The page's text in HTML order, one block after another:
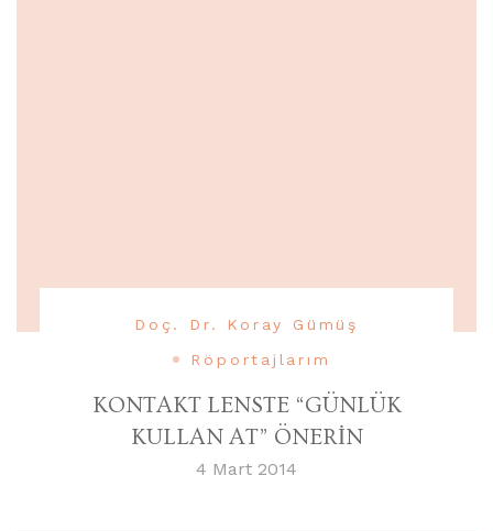
Doç. Dr. Koray Gümüş
Röportajlarım
KONTAKT LENSTE “GÜNLÜK
KULLAN AT” ÖNERİN
4 Mart 2014